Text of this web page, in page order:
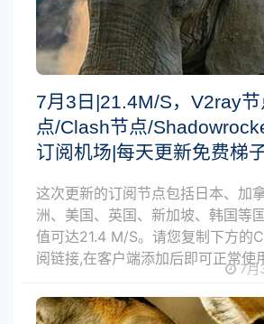
7月3日|21.4M/S，V2ray
点/Clash节点/
订阅机场|每天更新免费梯
这次更新的订阅节点包括日本、加
洲、美国、英国、新加坡、韩国等
值可达21.4 M/S。请您复制下方的
阅链接,在客户端添加后即可正常使
7月